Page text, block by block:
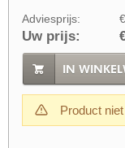
Adviesprijs:
Uw prijs:
IN
Product